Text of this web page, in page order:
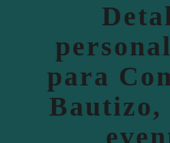
para
Bautizo,